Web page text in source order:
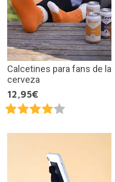
Calcetines para fans de la
cerveza
12,95€